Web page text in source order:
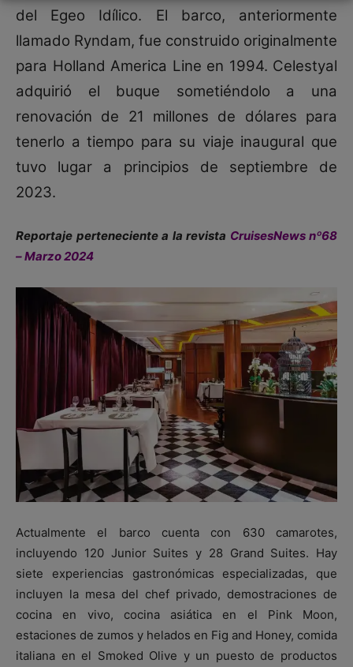
del Egeo Idílico. El barco, anteriormente
llamado Ryndam, fue construido originalmente
para Holland America Line en 1994. Celestyal
adquirió el buque sometiéndolo a una
renovación de 21 millones de dólares para
tenerlo a tiempo para su viaje inaugural que
tuvo lugar a principios de septiembre de
2023.
Reportaje perteneciente a la revista CruisesNews nº68
– Marzo 2024
Actualmente el barco cuenta con 630 camarotes,
incluyendo 120 Junior Suites y 28 Grand Suites. Hay
siete experiencias gastronómicas especializadas, que
incluyen la mesa del chef privado, demostraciones de
cocina en vivo, cocina asiática en el Pink Moon,
estaciones de zumos y helados en Fig and Honey, comida
italiana en el Smoked Olive y un puesto de productos